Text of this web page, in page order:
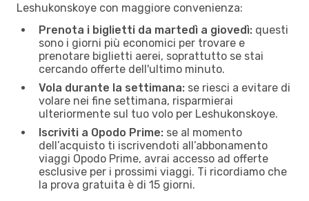
Leshukonskoye con maggiore convenienza:
Prenota i biglietti da martedì a giovedì: questi
sono i giorni più economici per trovare e
prenotare biglietti aerei, soprattutto se stai
cercando offerte dell'ultimo minuto.
Vola durante la settimana: se riesci a evitare di
volare nei fine settimana, risparmierai
ulteriormente sul tuo volo per Leshukonskoye.
Iscriviti a Opodo Prime: se al momento
dell’acquisto ti iscrivendoti all’abbonamento
viaggi Opodo Prime, avrai accesso ad offerte
esclusive per i prossimi viaggi. Ti ricordiamo che
la prova gratuita è di 15 giorni.